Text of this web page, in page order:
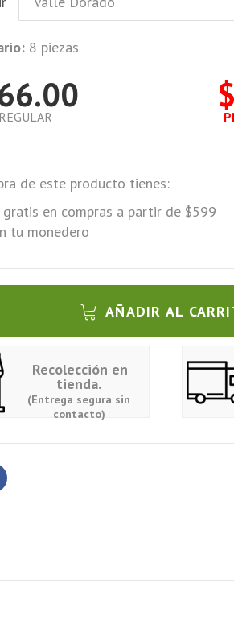
8 piezas
de este producto tienes:
gratis en compras a partir de $599
tu monedero
AÑADIR AL
Recolección en
tienda.
(Entrega segura sin
contacto)